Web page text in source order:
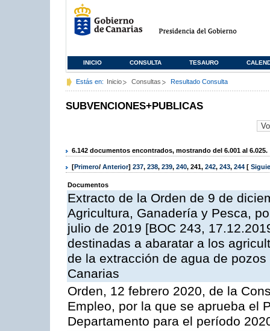
INICIO CONSULTA TESAURO
Estás en: Inicio Consultas Resultado Consulta
SUBVENCIONES+PUBLICAS
6.142 documentos encontrados, mostrando del 6.001 al 6.025.
[Primero/ Anterior] 237, 238, 239, 240, 241, 242, 243, 244 [
Documentos
Extracto de la Orden de 9 de
Agricultura, Ganadería y Pesca,
julio de 2019 [BOC 243,
destinadas a abaratar a los
de la extracción de agua de
Canarias
Orden, 12 febrero 2020, de la
Empleo, por la que se aprueba el
Departamento para el período